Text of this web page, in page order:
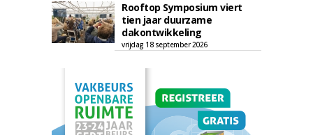
Rooftop Symposium viert
tien jaar duurzame
dakontwikkeling
vrijdag 18 september 2026